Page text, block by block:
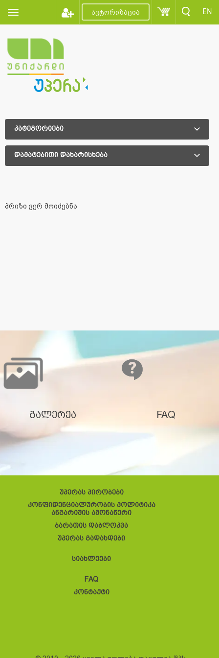
ავტორიზაცია EN
კატეგორიები
დამატებითი დახარისხება
პრიზი ვერ მოიძებნა
გალერეა FAQ
უპერას პირობები
კონფიდენციალურობის პოლიტიკა
ანგარიშის ამონაწერი
ბარათის დაბლოკვა
უპერას გადახდები
სიახლეები
FAQ
კონტაქტი